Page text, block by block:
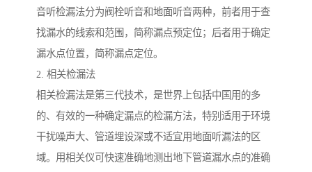
音听检漏法分为阀栓听音和地面听音两种，前者用于查
找漏水的线索和范围，简称漏点预定位；后者用于确定
漏水点位置，简称漏点定位。
2. 相关检漏法
相关检漏法是第三代技术，是世界上包括中国用的多
的、有效的一种确定漏点的检漏方法，特别适用于环境
干扰噪声大、管道埋设深或不适宜用地面听漏法的区
域。用相关仪可快速准确地测出地下管道漏水点的准确